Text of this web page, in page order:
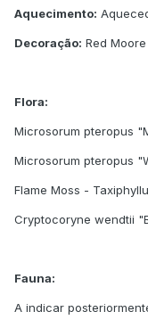
Aquecimento:
Decoração: Red
Flora:
Microsorum pteropus
Microsorum pteropus
Flame Moss -
Cryptocoryne wendtii
Fauna:
A indicar